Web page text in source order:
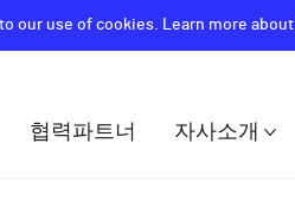
our use of cookies. Learn more about
협력파트너 자사소개